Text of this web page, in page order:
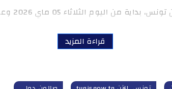
بداية من اليوم الثلاثاء 05 ماي 2026 وعلى […]
قراءة المزيد